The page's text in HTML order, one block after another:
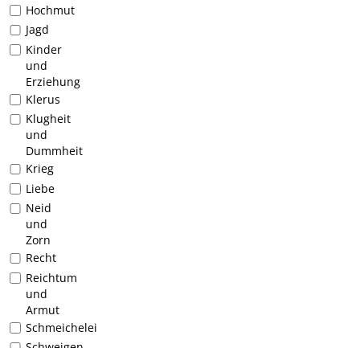
Hochmut
Jagd
Kinder
und
Erziehung
Klerus
Klugheit
und
Dummheit
Krieg
Liebe
Neid
und
Zorn
Recht
Reichtum
und
Armut
Schmeichelei